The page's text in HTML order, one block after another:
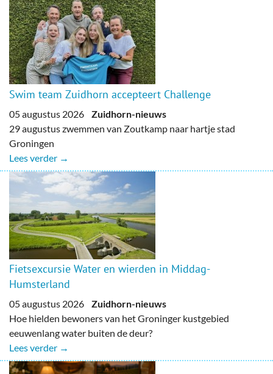
Swim team Zuidhorn accepteert Challenge
05 augustus 2026 Zuidhorn-nieuws
29 augustus zwemmen van Zoutkamp naar hartje stad
Groningen
Lees verder →
Fietsexcursie Water en wierden in Middag-
Humsterland
05 augustus 2026 Zuidhorn-nieuws
Hoe hielden bewoners van het Groninger kustgebied
eeuwenlang water buiten de deur?
Lees verder →